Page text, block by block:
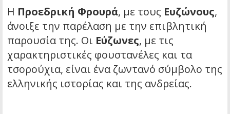
Η Προεδρική Φρουρά, με τους Ευζώνους,
άνοιξε την παρέλαση με την επιβλητική
παρουσία της. Οι Εύζωνες, με τις
χαρακτηριστικές φουστανέλες και τα
τσορούχια, είναι ένα ζωντανό σύμβολο της
ελληνικής ιστορίας και της ανδρείας.